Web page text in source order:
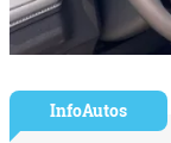
InfoAutos